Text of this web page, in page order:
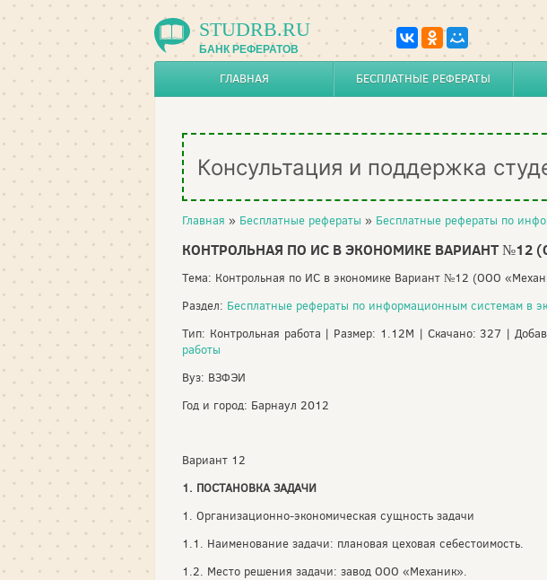
STUDRB.RU
БАНК РЕФЕРАТОВ
ГЛАВНАЯ БЕСПЛАТНЫЕ РЕФЕРАТЫ
Консультация и поддержка
Главная » Бесплатные рефераты » Бесплатные рефераты по
КОНТРОЛЬНАЯ ПО ИС В ЭКОНОМИКЕ ВАРИАНТ №12
Тема: Контрольная по ИС в экономике Вариант №12 (ООО
Раздел: Бесплатные рефераты по информационным системам в
Тип: Контрольная работа | Размер: 1.12M | Скачано: 327 |
работы
Вуз: ВЗФЭИ
Год и город: Барнаул 2012
Вариант 12
1. ПОСТАНОВКА ЗАДАЧИ
1. Организационно-экономическая сущность задачи
1.1. Наименование задачи: плановая цеховая себестоимость.
1.2. Место решения задачи: завод ООО «Механик».